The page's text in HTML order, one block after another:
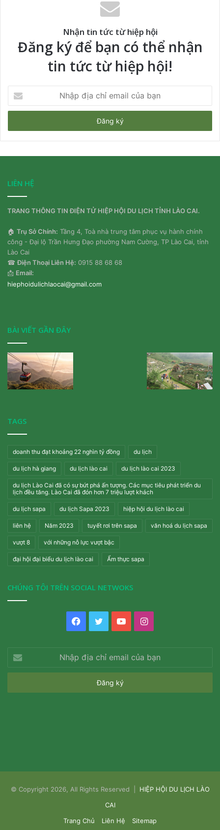
Nhận tin tức từ hiệp hội
Đăng ký để bạn có thể nhận
tin tức từ hiệp hội!
địa
chỉ
của
bạn
LIÊN HỆ
TRANG THÔNG TIN ĐIỆN TỬ HIỆP HỘI DU LỊCH TỈNH LÀO CAI.
🏠 Trụ Sở Chính: Tầng 4, Toà nhà trung tâm phục vụ hành chính
công - Đại lộ Trần Hưng Đạo phường Nam Cường, TP Lào Cai, tỉnh
Lào Cai
☎Điện Thoại Liên Hệ: 0915 88 68 68
📩 Email:
hiephoidulichlaocai@gmail.com
BÀI VIẾT GẦN ĐÂY
TAGS
doanh thu đạt khoảng 22 nghìn tỷ đồng du lịch
du lịch hà giang du lịch lào cai du lịch lào cai 2023
du lịch Lào Cai đã có sự bứt phá ấn tượng. Các mục tiêu phát triển du
lịch đều tăng. Lào Cai đã đón hơn 7 triệu lượt khách
du lịch sapa du lịch Sapa 2023 hiệp hội du lịch lào cai
liên hệ Năm 2023 tuyết rơi trên sapa văn hoá du lịch sapa
vượt 8 với những nỗ lực vượt bậc
đại hội đại biểu du lịch lào cai Ẩm thực sapa
CHÚNG TÔI TRÊN SOCIAL NETWOKS
Facebook
TwitterYouTubeInstagram
địa
chỉ
của
© Copyright 2026, All Rights Reserved | HIỆP HỘI DU LỊCH LÀO
CAI
Trang Chủ
Liên Hệ Sitemap